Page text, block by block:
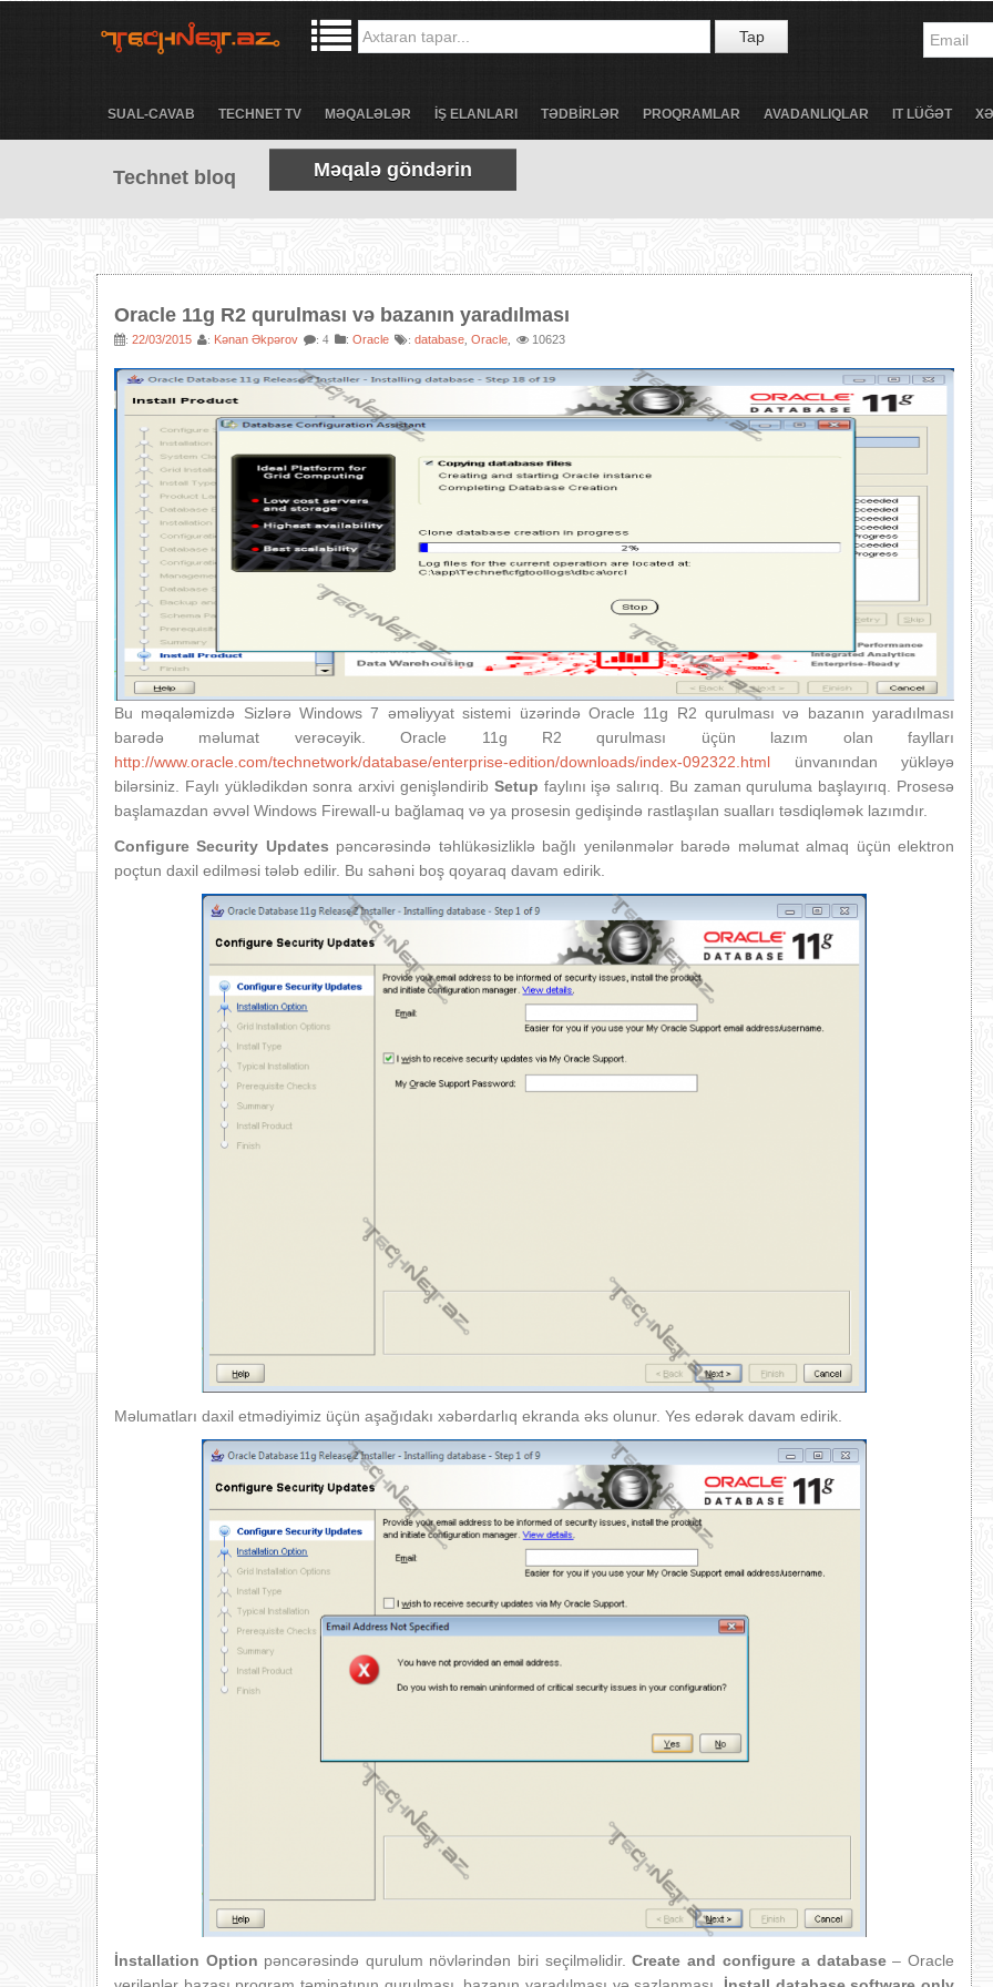
Tap
SUAL-CAVAB TECHNET TV MƏQALƏLƏR İŞ ELANLARI TƏDBİRLƏR PROQRAMLAR AVADANLIQLAR IT LÜĞƏT
Technet bloq Məqalə göndərin
Oracle 11g R2 qurulması və bazanın yaradılması
: 22/03/2015 : Kənan Əkpərov : 4 : Oracle : database Oracle 10623
Bu məqaləmizdə Sizlərə Windows 7 əməliyyat sistemi üzərində Oracle 11g R2 qurulması və bazanın yaradılması
barədə məlumat verəcəyik. Oracle 11g R2 qurulması üçün lazım olan faylları
http://www.oracle.com/technetwork/database/enterprise-edition/downloads/index-092322.html ünvanından yükləyə
bilərsiniz. Faylı yüklədikdən sonra arxivi genişləndirib Setup faylını işə salırıq. Bu zaman quruluma başlayırıq. Prosesə
başlamazdan əvvəl Windows Firewall-u bağlamaq və ya prosesin gedişində rastlaşılan sualları təsdiqləmək lazımdır.
Configure Security Updates pəncərəsində təhlükəsizliklə bağlı yenilənmələr barədə məlumat almaq üçün elektron
poçtun daxil edilməsi tələb edilir. Bu sahəni boş qoyaraq davam edirik.
Məlumatları daxil etmədiyimiz üçün aşağıdakı xəbərdarlıq ekranda əks olunur. Yes edərək davam edirik.
İnstallation Option pəncərəsində qurulum növlərindən biri seçilməlidir.Create and configure a database– Oracle